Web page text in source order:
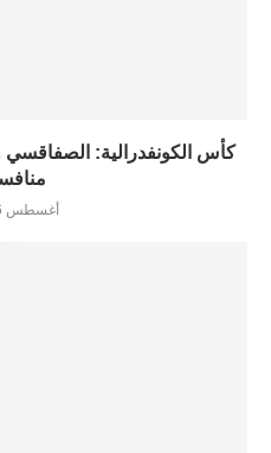
كأس الكونفدرالية:
أغسطس 6, 2026